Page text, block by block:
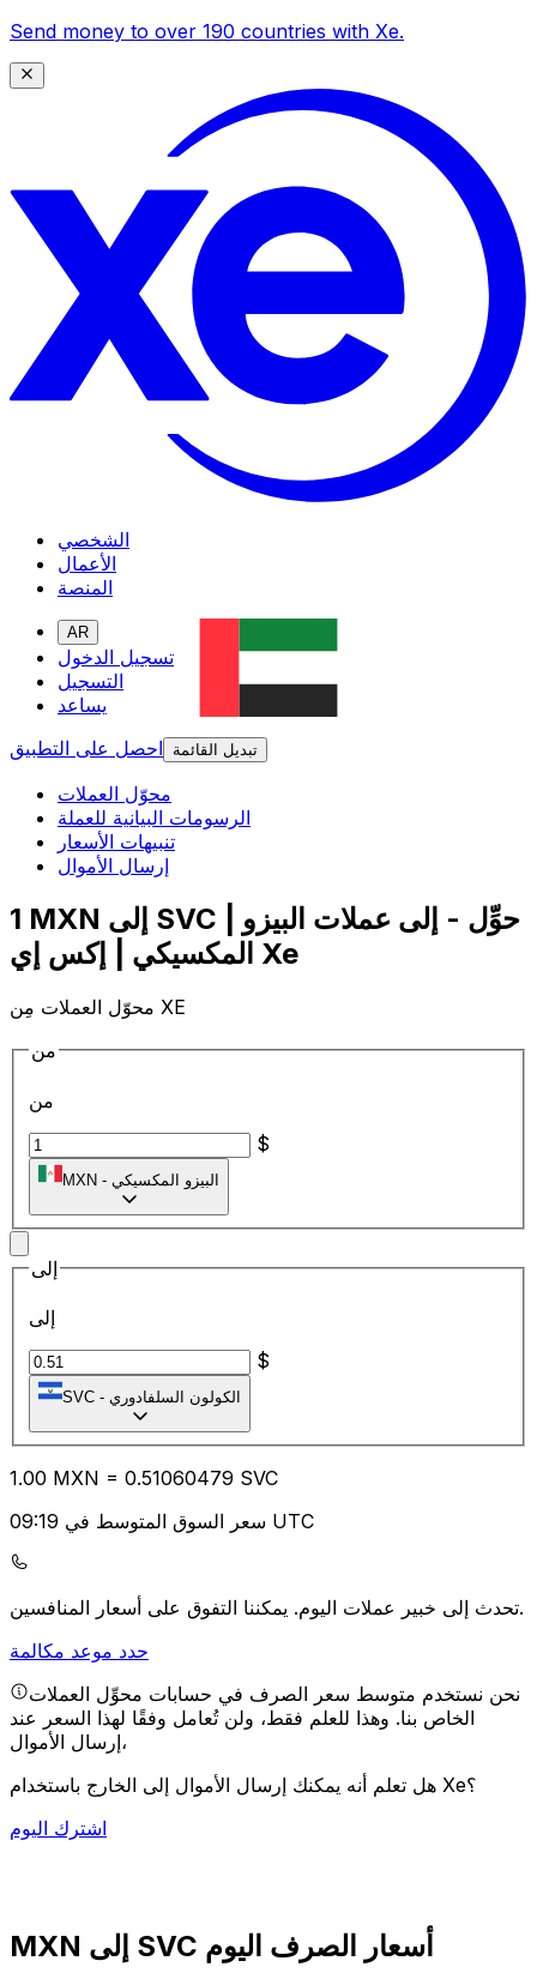
Send money to over 190 countries with Xe.
الشخصي
الأعمال
المنصة
AR
تسجيل الدخول
التسجيل
يساعد
احصل على التطبيق
تبديل القائمة
محوّل العملات
الرسومات البيانية للعملة
تنبيهات الأسعار
إرسال الأموال
1 MXN إلى SVC | حوِّل - إلى عملات البيزو
المكسيكي | إكس إي Xe
محوّل العملات مِن XE
من
من
$
MXN - البيزو المكسيكي
إلى
إلى
$
SVC - الكولون السلفادوري
1.00 MXN = 0.51060479 SVC
سعر السوق المتوسط في 09:19 UTC
تحدث إلى خبير عملات اليوم.يمكننا التفوق على أسعار المنافسين.
حدد موعد مكالمة
نحن نستخدم متوسط سعر الصرف في حسابات محوِّل العملات
الخاص بنا. وهذا للعلم فقط، ولن تُعامل وفقًا لهذا السعر عند
إرسال الأموال،
هل تعلم أنه يمكنك إرسال الأموال إلى الخارج باستخدام Xe؟
اشترك اليوم
MXN إلى SVC أسعار الصرف اليوم